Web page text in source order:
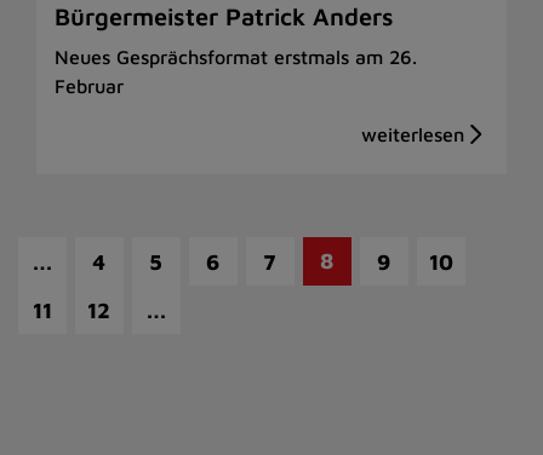
Bürgermeister Patrick Anders
Neues Gesprächsformat erstmals am 26.
Februar
… 4 5 6 7 8 9
10
11
12 …